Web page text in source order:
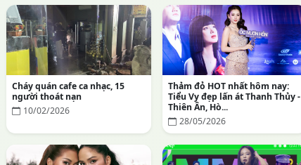
Cháy quán cafe ca nhạc, 15
người thoát nạn
10/02/2026
Thảm đỏ HOT nhất hôm nay:
Tiểu Vy đẹp lấn át Thanh Thủy -
Thiên Ân, Hò...
28/05/2026